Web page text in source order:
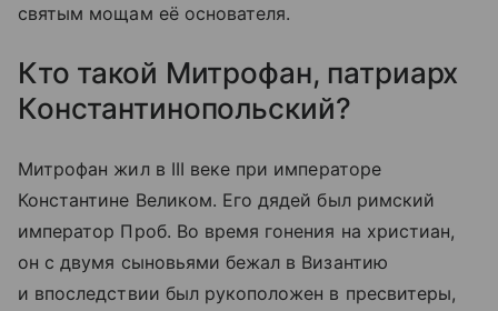
святым мощам её основателя.
Кто такой Митрофан, патриарх
Константинопольский?
Митрофан жил в III веке при императоре
Константине Великом. Его дядей был римский
император Проб. Во время гонения на христиан,
он с двумя сыновьями бежал в Византию
и впоследствии был рукоположен в пресвитеры,